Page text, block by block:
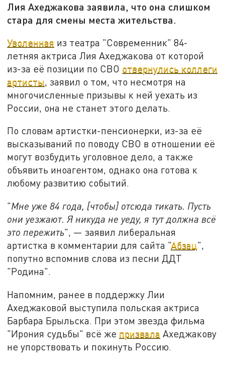
Лия Ахеджакова заявила, что она слишком
стара для смены места жительства.
Уволенная из театра "Современник" 84-
летняя актриса Лия Ахеджакова от которой
из-за её позиции по СВО отвернулись коллеги
артисты, заявил о том, что несмотря на
многочисленные призывы к ней уехать из
России, она не станет этого делать.
По словам артистки-пенсионерки, из-за её
высказываний по поводу СВО в отношении её
могут возбудить уголовное дело, а также
объявить иноагентом, однако она готова к
любому развитию событий.
"Мне уже 84 года, [чтобы] отсюда тикать. Пусть
они уезжают. Я никуда не уеду, я тут должна всё
это пережить", — заявил либеральная
артистка в комментарии для сайта "Абзац",
попутно вспомнив слова из песни ДДТ
"Родина".
Напомним, ранее в поддержку Лии
Ахеджаковой выступила польская актриса
Барбара Брыльска. При этом звезда фильма
"Ирония судьбы" всё же призвала Ахеджакову
не упорствовать и покинуть Россию.